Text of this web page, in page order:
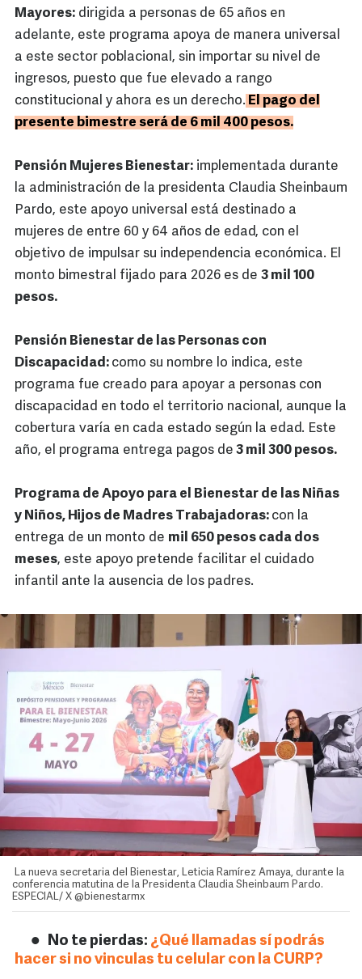
Mayores: dirigida a personas de 65 años en
adelante, este programa apoya de manera universal
a este sector poblacional, sin importar su nivel de
ingresos, puesto que fue elevado a rango
constitucional y ahora es un derecho. El pago del
presente bimestre será de 6 mil 400 pesos.
Pensión Mujeres Bienestar: implementada durante
la administración de la presidenta Claudia Sheinbaum
Pardo, este apoyo universal está destinado a
mujeres de entre 60 y 64 años de edad, con el
objetivo de impulsar su independencia económica. El
monto bimestral fijado para 2026 es de 3 mil 100
pesos.
Pensión Bienestar de las Personas con
Discapacidad: como su nombre lo indica, este
programa fue creado para apoyar a personas con
discapacidad en todo el territorio nacional, aunque la
cobertura varía en cada estado según la edad. Este
año, el programa entrega pagos de 3 mil 300 pesos.
Programa de Apoyo para el Bienestar de las Niñas
y Niños, Hijos de Madres Trabajadoras: con la
entrega de un monto de mil 650 pesos cada dos
meses, este apoyo pretende facilitar el cuidado
infantil ante la ausencia de los padres.
La nueva secretaria del Bienestar, Leticia Ramírez Amaya, durante la
conferencia matutina de la Presidenta Claudia Sheinbaum Pardo.
ESPECIAL/ X @bienestarmx
No te pierdas: ¿Qué llamadas sí podrás
hacer si no vinculas tu celular con la CURP?